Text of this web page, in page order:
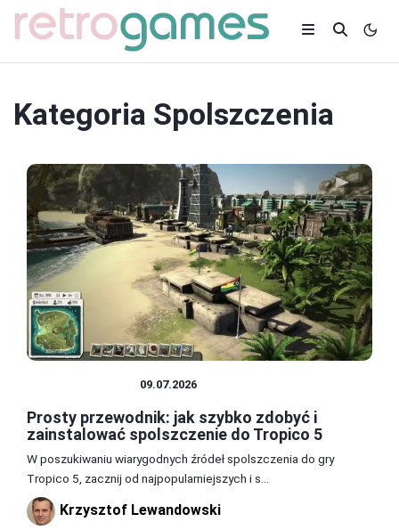
Kategoria Spolszczenia
09.07.2026
Prosty przewodnik: jak szybko zdobyć i
zainstalować spolszczenie do Tropico 5
W poszukiwaniu wiarygodnych źródeł spolszczenia do gry
Tropico 5, zacznij od najpopularniejszych i s...
Krzysztof Lewandowski